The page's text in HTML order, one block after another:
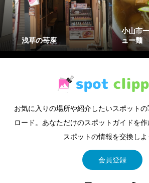
浅草の苺座
小山市
ュー麺
お気に入りの場所や紹介したいスポット
ロード。あなただけのスポットガイドを
スポットの情報を交換しよ
会員登録